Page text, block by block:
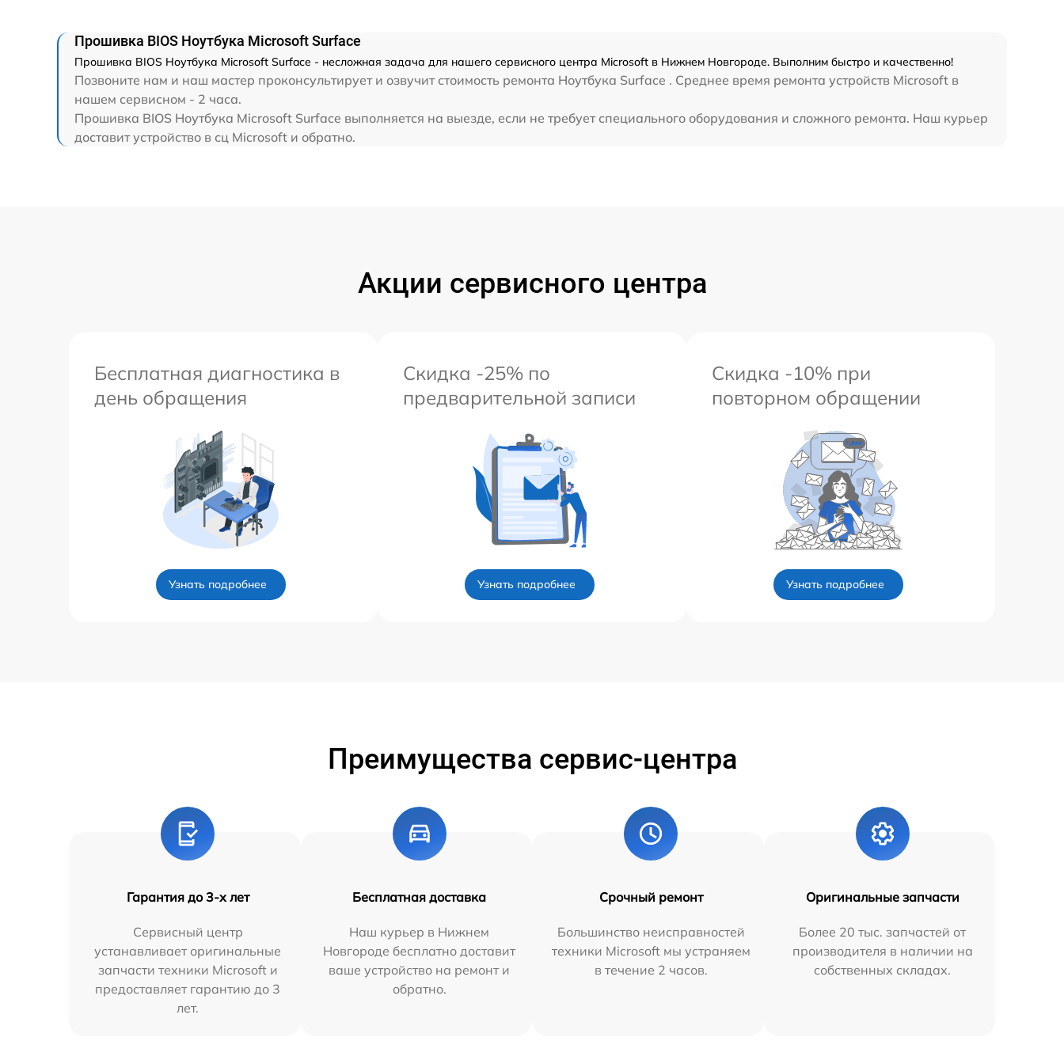
Прошивка BIOS Ноутбука Microsoft Surface
Прошивка BIOS Ноутбука Microsoft Surface - несложная задача для нашего сервисного центра Microsoft в Нижнем Новгороде. Выполним быстро и качественно!
Позвоните нам и наш мастер проконсультирует и озвучит стоимость ремонта Ноутбука Surface . Среднее время ремонта устройств Microsoft в
нашем сервисном - 2 часа.
Прошивка BIOS Ноутбука Microsoft Surface выполняется на выезде, если не требует специального оборудования и сложного ремонта. Наш курьер
доставит устройство в сц Microsoft и обратно.
Акции сервисного центра
Бесплатная диагностика в
день обращения
Узнать подробнее
Скидка -25% по
предварительной записи
Узнать подробнее
Скидка -10% при
повторном обращении
Узнать подробнее
Преимущества сервис-центра
Гарантия до 3-х лет
Сервисный центр
устанавливает оригинальные
запчасти техники Microsoft и
предоставляет гарантию до 3
лет.
Бесплатная доставка
Наш курьер в Нижнем
Новгороде бесплатно доставит
ваше устройство на ремонт и
обратно.
Срочный ремонт
Большинство неисправностей
техники Microsoft мы устраняем
в течение 2 часов.
Оригинальные запчасти
Более 20 тыс. запчастей от
производителя в наличии на
собственных складах.